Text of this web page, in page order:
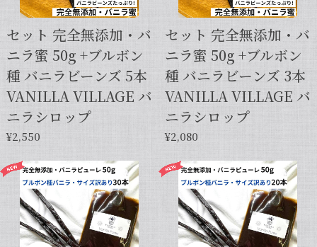
セット 完全無添加・バ
ニラ蜜 50g +ブルボン
種 バニラビーンズ 5本
VANILLA VILLAGE バ
ニラシロップ
¥2,550
セット 完全無添加・バ
ニラ蜜 50g +ブルボン
種 バニラビーンズ 3本
VANILLA VILLAGE バ
ニラシロップ
¥2,080